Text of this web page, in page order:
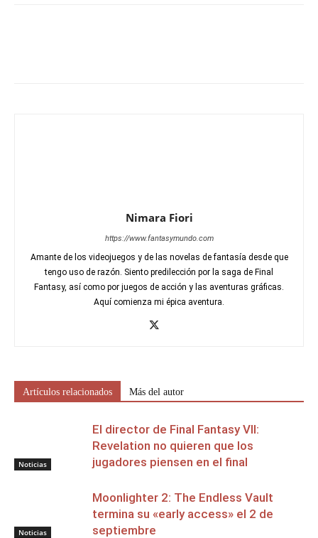
Nimara Fiori
https://www.fantasymundo.com
Amante de los videojuegos y de las novelas de fantasía desde que
tengo uso de razón. Siento predilección por la saga de Final
Fantasy, así como por juegos de acción y las aventuras gráficas.
Aquí comienza mi épica aventura.
Artículos relacionados Más del autor
Noticias
El director de Final Fantasy VII:
Revelation no quieren que los
jugadores piensen en el final
Noticias
Moonlighter 2: The Endless Vault
termina su «early access» el 2 de
septiembre